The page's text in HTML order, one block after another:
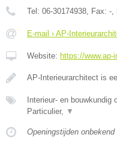
Tel: 06-30174938, Fax: -,
E-mail › AP-
Website: https://www.ap-
AP-Interieurarchitect is
Interieur- en
Particulier, ▼
Openingstijden onbekend